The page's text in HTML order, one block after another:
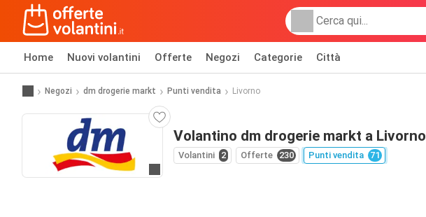
Home Nuovi volantini Offerte Negozi Categorie Città
Negozi dm drogerie markt Punti vendita Livorno
Volantino dm drogerie markt a Livorno
Volantini 2 Offerte 230 Punti vendita 71